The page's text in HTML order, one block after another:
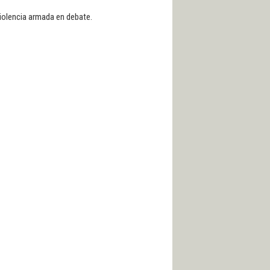
armada en debate.